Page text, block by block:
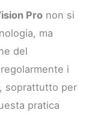
Pro non si
ma
del
i
, soprattutto per
pratica